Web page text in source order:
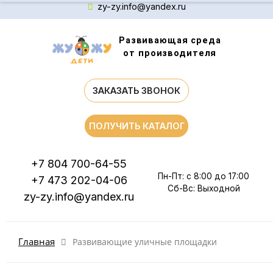
zy-zy.info@yandex.ru
Развивающая среда
от производителя
ЗАКАЗАТЬ ЗВОНОК
+7 804 700-64-55
+7 473 202-04-06
zy-zy.info@yandex.ru
Пн-Пт: с 8:00 до 17:00
Сб-Вс: Выходной
ПОЛУЧИТЬ КАТАЛОГ
Главная Развивающие уличные площадки